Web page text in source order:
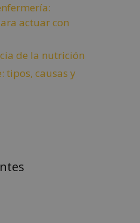
actuar con
de la nutrición
tipos, causas y